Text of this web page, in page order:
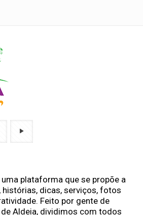
plataforma que se propõe a
dicas, serviços, fotos
Feito por gente de
Aldeia, dividimos com todos